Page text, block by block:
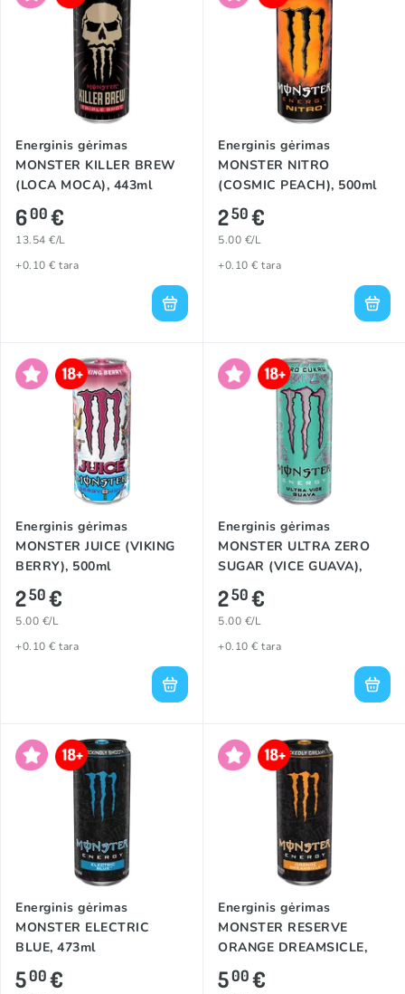
Energinis gėrimas
MONSTER KILLER BREW
(LOCA MOCA), 443ml
600€
13.54 €/L
+0.10 € tara
Energinis gėrimas
MONSTER NITRO
(COSMIC PEACH), 500ml
250€
5.00 €/L
+0.10 € tara
Energinis gėrimas
MONSTER JUICE (VIKING
BERRY), 500ml
250€
5.00 €/L
+0.10 € tara
Energinis gėrimas
MONSTER ULTRA ZERO
SUGAR (VICE GUAVA),
500ml
250€
5.00 €/L
+0.10 € tara
Energinis gėrimas
MONSTER ELECTRIC
BLUE, 473ml
500€
Energinis gėrimas
MONSTER RESERVE
ORANGE DREAMSICLE,
473ml
500€